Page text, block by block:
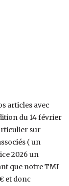
articles avec
du 14 février
sur
( un
2026 un
que notre TMI
et donc